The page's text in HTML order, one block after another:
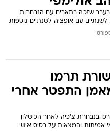
סלובקיה
צ'כיה מינתה את
אולימפי
בעבר שזכה בתארים עם הנבחרות
עם אופציה לשנתיים נוספות